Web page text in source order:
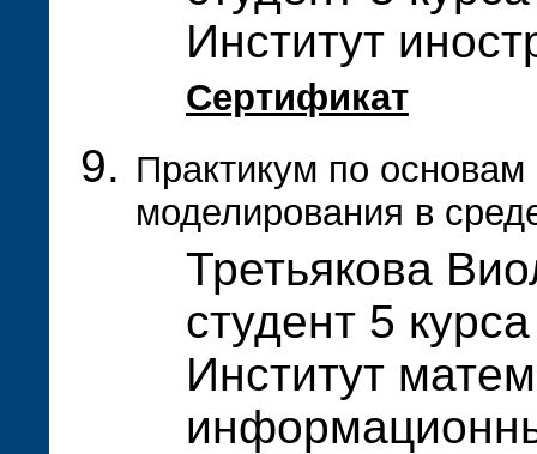
Институт
Сертификат
Практикум по основам
моделирования в
Третьякова
студент 5
Институт